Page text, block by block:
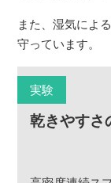
また、湿気によ
守っています。
実験
乾きやすさ